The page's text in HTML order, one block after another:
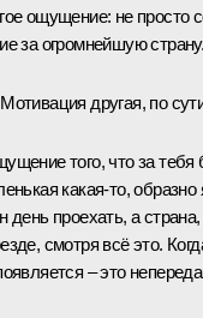
ощущение: не просто
за огромнейшую страну.
Мотивация другая, по
того, что за тебя
какая‑то,
день проехать, а
смотря всё это.
– это